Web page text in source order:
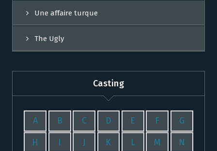
Une affaire turque
The Ugly
Casting
A B C D E F G
H I J K L M N